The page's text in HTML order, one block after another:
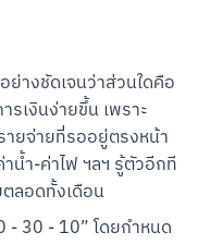
ย่างชัดเจนว่าส่วนใดคือ
รเงินง่ายขึ้น เพราะ
ายจ่ายที่รออยู่ตรงหน้า
น้ำ-ค่าไฟ ฯลฯ รู้ตัวอีกที
ลอดทั้งเดือน
- 30 - 10” โดยกำหนด